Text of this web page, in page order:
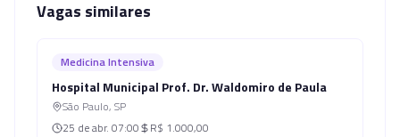
Vagas similares
Medicina Intensiva
Hospital Municipal Prof. Dr. Waldomiro de Paula
São Paulo, SP
25 de abr. 07:00 R$ 1.000,00